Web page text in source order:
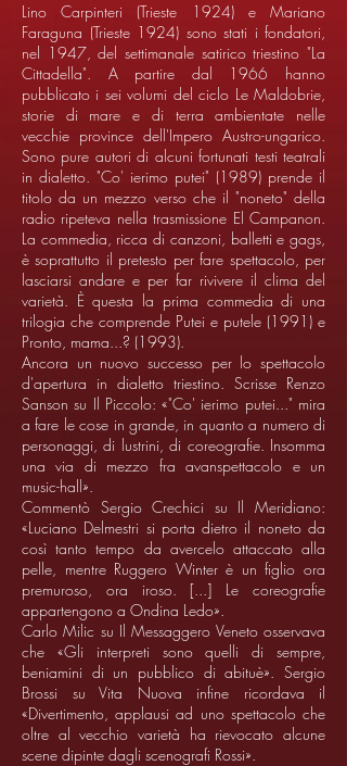
Lino Carpinteri (Trieste 1924) e Mariano
Faraguna (Trieste 1924) sono stati i fondatori,
nel 1947, del settimanale satirico triestino "La
Cittadella". A partire dal 1966 hanno
pubblicato i sei volumi del ciclo Le Maldobrie,
storie di mare e di terra ambientate nelle
vecchie province dell'Impero Austro-ungarico.
Sono pure autori di alcuni fortunati testi teatrali
in dialetto. "Co' ierimo putei" (1989) prende il
titolo da un mezzo verso che il "noneto" della
radio ripeteva nella trasmissione El Campanon.
La commedia, ricca di canzoni, balletti e gags,
è soprattutto il pretesto per fare spettacolo, per
lasciarsi andare e per far rivivere il clima del
varietà. È questa la prima commedia di una
trilogia che comprende Putei e putele (1991) e
Pronto, mama...? (1993).
Ancora un nuovo successo per lo spettacolo
d'apertura in dialetto triestino. Scrisse Renzo
Sanson su Il Piccolo: «"Co' ierimo putei..." mira
a fare le cose in grande, in quanto a numero di
personaggi, di lustrini, di coreografie. Insomma
una via di mezzo fra avanspettacolo e un
music-hall».
Commentò Sergio Crechici su Il Meridiano:
«Luciano Delmestri si porta dietro il noneto da
così tanto tempo da avercelo attaccato alla
pelle, mentre Ruggero Winter è un figlio ora
premuroso, ora iroso. [...] Le coreografie
appartengono a Ondina Ledo».
Carlo Milic su Il Messaggero Veneto osservava
che «Gli interpreti sono quelli di sempre,
beniamini di un pubblico di abituè». Sergio
Brossi su Vita Nuova infine ricordava il
«Divertimento, applausi ad uno spettacolo che
oltre al vecchio varietà ha rievocato alcune
scene dipinte dagli scenografi Rossi».